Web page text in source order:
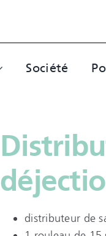
Société
distributeur de